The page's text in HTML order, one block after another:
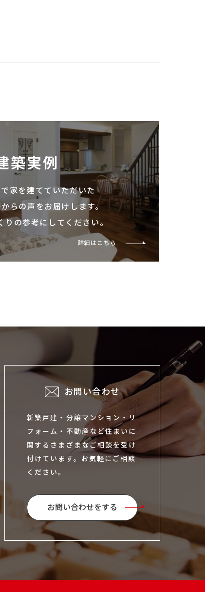
築実例
家を建てていただいた
らの声をお届けします。
りの参考にしてください。
詳細はこちら
お問い合わせ
新築戸建・分譲マンション・リ
フォーム・不動産など住まいに
関するさまざまなご相談を受け
付けています。お気軽にご相談
ください。
お問い合わせをする